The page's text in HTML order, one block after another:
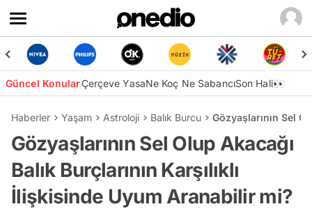
Güncel KonularÇerçeve YasaNe Koç Ne SabancıSon Hali👀
Haberler Yaşam Astroloji Balık Burcu Gözyaşlarının Sel
Gözyaşlarının Sel Olup Akacağı
Balık Burçlarının Karşılıklı
İlişkisinde Uyum Aranabilir mi?